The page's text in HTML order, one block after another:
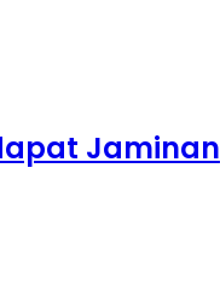
Jaminan